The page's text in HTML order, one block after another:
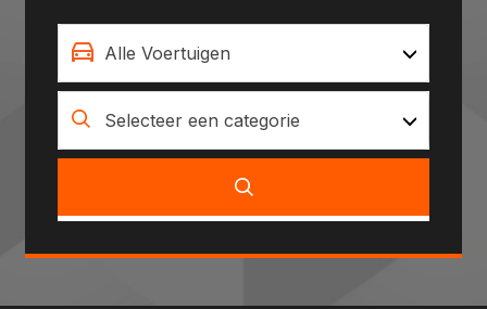
Alle Voertuigen
Selecteer een categorie